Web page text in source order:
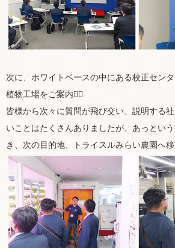
次に、ホワイトベースの中にある校正セン
植物工場をご案内💁‍♀️
皆様から次々に質問が飛び交い、説明する
いことはたくさんありましたが、あっとい
き、次の目的地、トライスルみらい農園へ